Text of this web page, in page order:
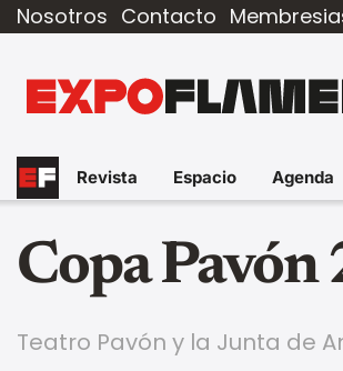
Nosotros Contacto
Revista Espacio Agenda
Copa Pavón
Teatro Pavón y la Junta de